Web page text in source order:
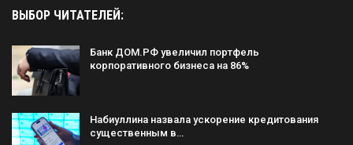
ВЫБОР ЧИТАТЕЛЕЙ:
Банк ДОМ.РФ увеличил портфель
корпоративного бизнеса на 86%
Набиуллина назвала ускорение кредитования
существенным в…